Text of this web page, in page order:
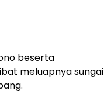
beserta
meluapnya sungai